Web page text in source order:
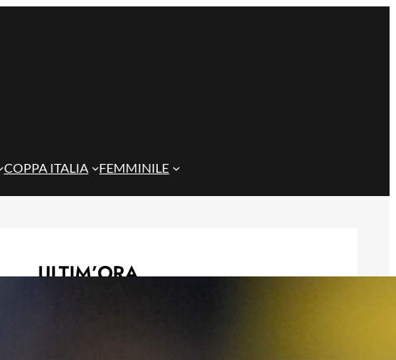
COPPA ITALIA FEMMINILE
ULTIM’ORA